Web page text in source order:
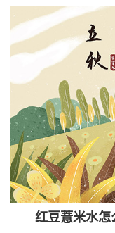
红豆薏米水怎